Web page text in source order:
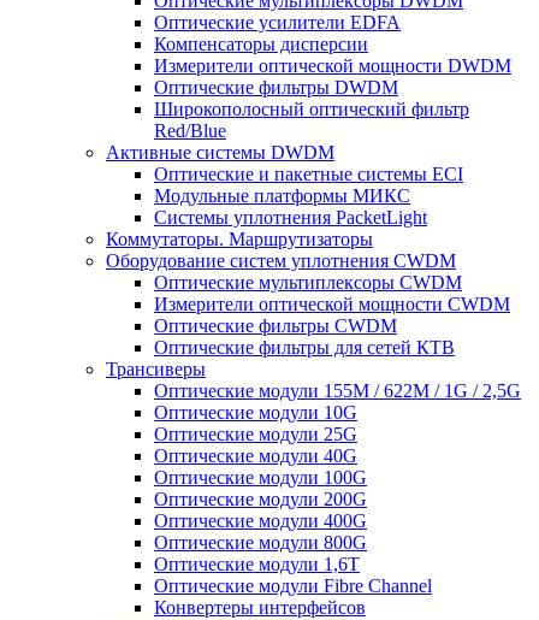
Оптические усилители EDFA
Компенсаторы дисперсии
Измерители оптической мощности DWDM
Оптические фильтры DWDM
Широкополосный оптический фильтр
Red/Blue
Активные системы DWDM
Оптические и пакетные системы ECI
Модульные платформы МИКС
Системы уплотнения PacketLight
Коммутаторы. Маршрутизаторы
Оборудование систем уплотнения CWDM
Оптические мультиплексоры CWDM
Измерители оптической мощности CWDM
Оптические фильтры CWDM
Оптические фильтры для сетей КТВ
Трансиверы
Оптические модули 155M / 622M / 1G / 2,5G
Оптические модули 10G
Оптические модули 25G
Оптические модули 40G
Оптические модули 100G
Оптические модули 200G
Оптические модули 400G
Оптические модули 800G
Оптические модули 1,6T
Оптические модули Fibre Channel
Конвертеры интерфейсов